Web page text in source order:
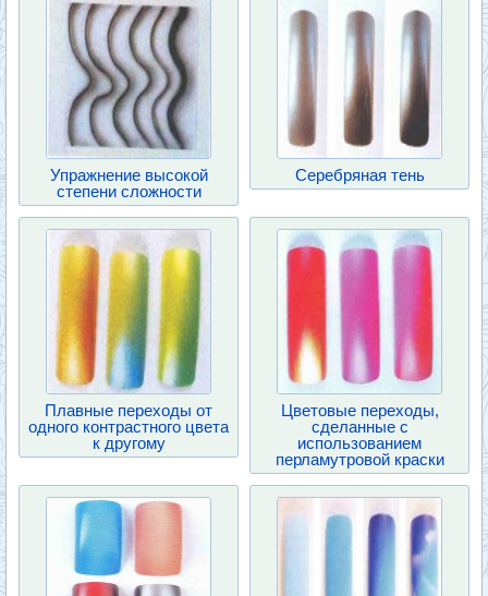
Упражнение высокой
степени сложности
Серебряная тень
Плавные переходы от
одного контрастного цвета
к другому
Цветовые переходы,
сделанные с
использованием
перламутровой краски